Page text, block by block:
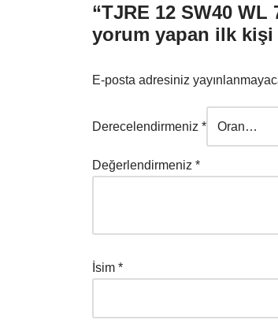
“TJRE 12 SW40
yorum yapan ilk
E-posta adresiniz
Derecelendirmeniz *
Değerlendirmeniz *
İsim *